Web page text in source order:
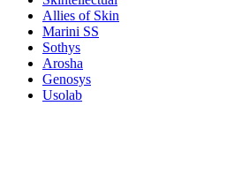
Allies of Skin
Marini SS
Sothys
Arosha
Genosys
Usolab